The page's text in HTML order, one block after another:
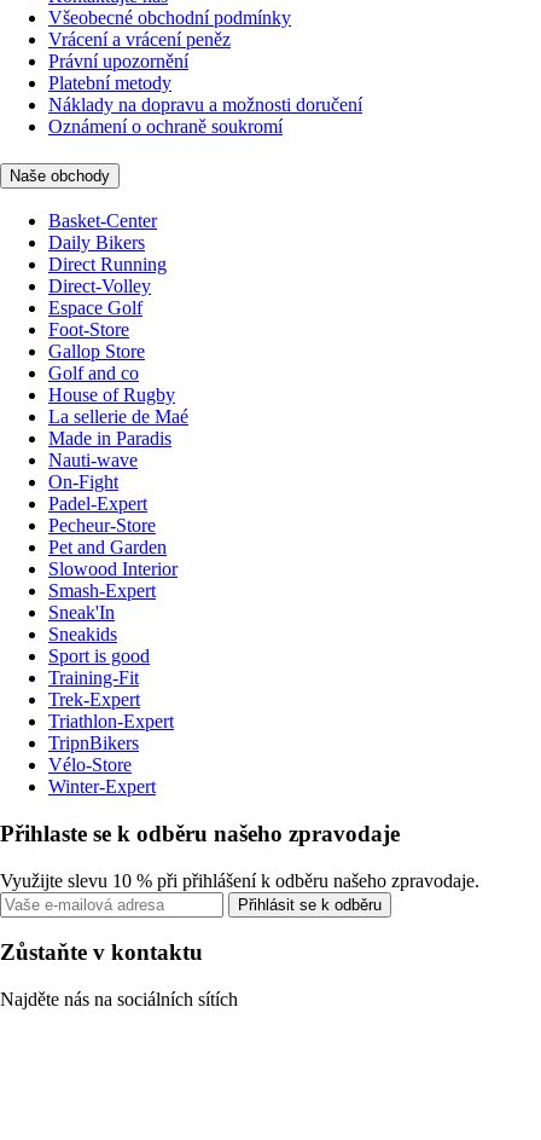
Všeobecné obchodní podmínky
Vrácení a vrácení peněz
Právní upozornění
Platební metody
Náklady na dopravu a možnosti doručení
Oznámení o ochraně soukromí
Naše obchody
Basket-Center
Daily Bikers
Direct Running
Direct-Volley
Espace Golf
Foot-Store
Gallop Store
Golf and co
House of Rugby
La sellerie de Maé
Made in Paradis
Nauti-wave
On-Fight
Padel-Expert
Pecheur-Store
Pet and Garden
Slowood Interior
Smash-Expert
Sneak'In
Sneakids
Sport is good
Training-Fit
Trek-Expert
Triathlon-Expert
TripnBikers
Vélo-Store
Winter-Expert
Přihlaste se k odběru našeho zpravodaje
Využijte slevu 10 % při přihlášení k odběru našeho zpravodaje.
Přihlásit se k odběru
Zůstaňte v kontaktu
Najděte nás na sociálních sítích